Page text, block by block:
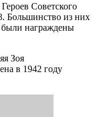
Советского
Большинство из них
были награждены
Зоя
в 1942 году